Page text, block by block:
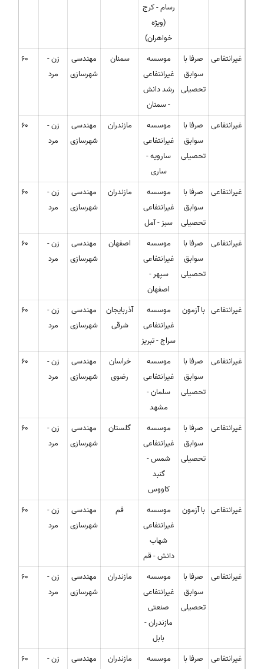
رسام - کرج
(ویژه
خواهران)
غیرانتفاعی
صرفا با
سوابق
تحصیلی
موسسه
غیرانتفاعی
رشد دانش
- سمنان
سمنان
مهندسی
شهرسازی
زن -
مرد
60
غیرانتفاعی
صرفا با
سوابق
تحصیلی
موسسه
غیرانتفاعی
سارویه -
ساری
مازندران
مهندسی
شهرسازی
زن -
مرد
60
غیرانتفاعی
صرفا با
سوابق
تحصیلی
موسسه
غیرانتفاعی
سبز - آمل
مازندران
مهندسی
شهرسازی
زن -
مرد
60
غیرانتفاعی
صرفا با
سوابق
تحصیلی
موسسه
غیرانتفاعی
سپهر -
اصفهان
اصفهان
مهندسی
شهرسازی
زن -
مرد
60
غیرانتفاعی با آزمون
موسسه
غیرانتفاعی
سراج - تبریز
آذربایجان
شرقی
مهندسی
شهرسازی
زن -
مرد
60
غیرانتفاعی
صرفا با
سوابق
تحصیلی
موسسه
غیرانتفاعی
سلمان -
مشهد
خراسان
رضوی
مهندسی
شهرسازی
زن -
مرد
60
غیرانتفاعی
صرفا با
سوابق
تحصیلی
موسسه
غیرانتفاعی
شمس -
گنبد
کاووس
گلستان
مهندسی
شهرسازی
زن -
مرد
60
غیرانتفاعی با آزمون
موسسه
غیرانتفاعی
شهاب
دانش - قم
قم
مهندسی
شهرسازی
زن -
مرد
60
غیرانتفاعی
صرفا با
سوابق
تحصیلی
موسسه
غیرانتفاعی
صنعتی
مازندران -
بابل
مازندران
مهندسی
شهرسازی
زن -
مرد
60
غیرانتفاعی
صرفا با
موسسه
مازندران
مهندسی
زن -
60